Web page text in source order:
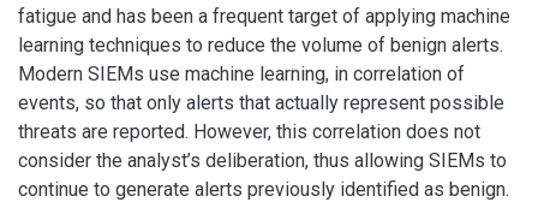
fatigue and has been a frequent target of applying machine
learning techniques to reduce the volume of benign alerts.
Modern SIEMs use machine learning, in correlation of
events, so that only alerts that actually represent possible
threats are reported. However, this correlation does not
consider the analyst’s deliberation, thus allowing SIEMs to
continue to generate alerts previously identified as benign.